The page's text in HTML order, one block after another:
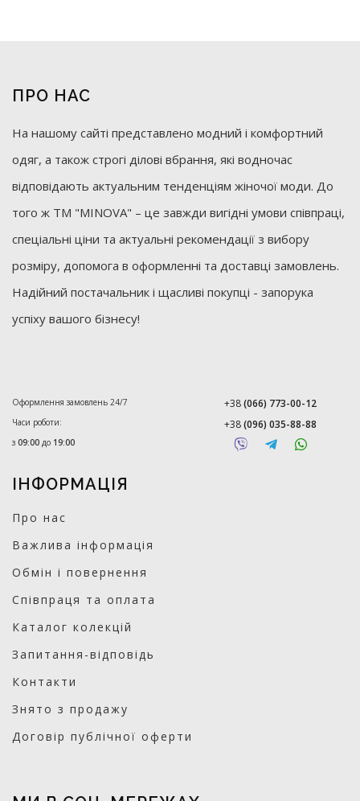
ПРО НАС
На нашому сайті представлено модний і комфортний
одяг, а також строгі ділові вбрання, які водночас
відповідають актуальним тенденціям жіночої моди. До
того ж ТМ "MINOVA" – це завжди вигідні умови співпраці,
спеціальні ціни та актуальні рекомендації з вибору
розміру, допомога в оформленні та доставці замовлень.
Надійний постачальник і щасливі покупці - запорука
успіху вашого бізнесу!
Оформлення замовлень 24/7
Часи роботи:
з 09:00 до 19:00
+38(066) 773-00-12
+38(096) 035-88-88
ІНФОРМАЦІЯ
Про нас
Важлива інформація
Обмін і повернення
Співпраця та оплата
Каталог колекцій
Запитання-відповідь
Контакти
Знято з продажу
Договір публічної оферти